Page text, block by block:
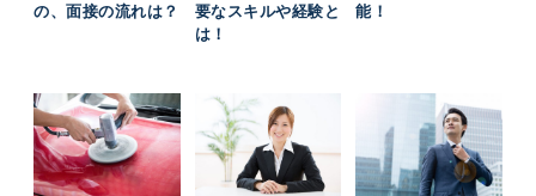
の、面接の流れは？
要なスキルや経験と
は！
能！